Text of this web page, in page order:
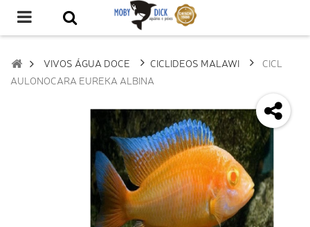
VIVOS ÁGUA DOCE CICLIDEOS MALAWI
CICL
AULONOCARA EUREKA ALBINA